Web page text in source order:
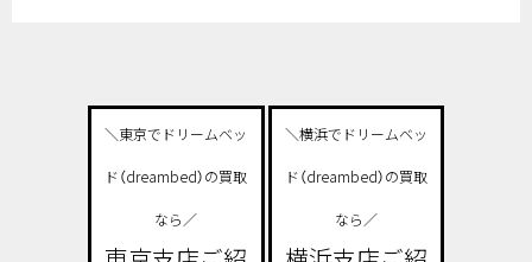
＼東京でドリームベッ
ド（dreambed）の買取
なら／
＼横浜でドリームベッ
ド（dreambed）の買取
なら／